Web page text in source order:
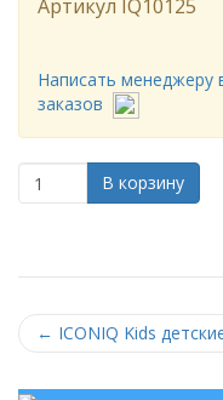
Артикул IQ10125
Написать менеджеру
заказов
В корзину
← ICONIQ Kids